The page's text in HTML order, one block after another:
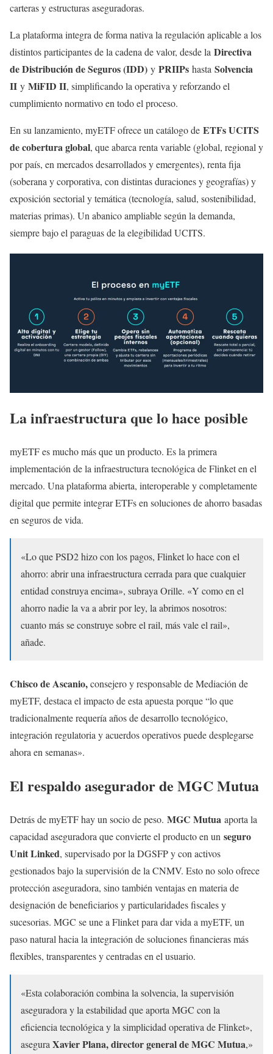
carteras y estructuras aseguradoras.
La plataforma integra de forma nativa la regulación aplicable a los
distintos participantes de la cadena de valor, desde la Directiva
de Distribución de Seguros (IDD) y PRIIPs hasta Solvencia
II y MiFID II, simplificando la operativa y reforzando el
cumplimiento normativo en todo el proceso.
En su lanzamiento, myETF ofrece un catálogo de ETFs UCITS
de cobertura global, que abarca renta variable (global, regional y
por país, en mercados desarrollados y emergentes), renta fija
(soberana y corporativa, con distintas duraciones y geografías) y
exposición sectorial y temática (tecnología, salud, sostenibilidad,
materias primas). Un abanico ampliable según la demanda,
siempre bajo el paraguas de la elegibilidad UCITS.
La infraestructura que lo hace posible
myETF es mucho más que un producto. Es la primera
implementación de la infraestructura tecnológica de Flinket en el
mercado. Una plataforma abierta, interoperable y completamente
digital que permite integrar ETFs en soluciones de ahorro basadas
en seguros de vida.
«Lo que PSD2 hizo con los pagos, Flinket lo hace con el
ahorro: abrir una infraestructura cerrada para que cualquier
entidad construya encima», subraya Orille. «Y como en el
ahorro nadie la va a abrir por ley, la abrimos nosotros:
cuanto más se construye sobre el rail, más vale el rail»,
añade.
Chisco de Ascanio,consejero y responsable de Mediación de
myETF, destaca el impacto de esta apuesta porque “lo que
tradicionalmente requería años de desarrollo tecnológico,
integración regulatoria y acuerdos operativos puede desplegarse
ahora en semanas».
El respaldo asegurador de MGC Mutua
Detrás de myETF hay un socio de peso. MGC Mutua aporta la
capacidad aseguradora que convierte el producto en un seguro
Unit Linked, supervisado por la DGSFP y con activos
gestionados bajo la supervisión de la CNMV. Esto no solo ofrece
protección aseguradora, sino también ventajas en materia de
designación de beneficiarios y particularidades fiscales y
sucesorias. MGC se une a Flinket para dar vida a myETF, un
paso natural hacia la integración de soluciones financieras más
flexibles, transparentes y centradas en el usuario.
«Esta colaboración combina la solvencia, la supervisión
aseguradora y la estabilidad que aporta MGC con la
eficiencia tecnológica y la simplicidad operativa de Flinket»,
asegura Xavier Plana, director general de MGC Mutua,»